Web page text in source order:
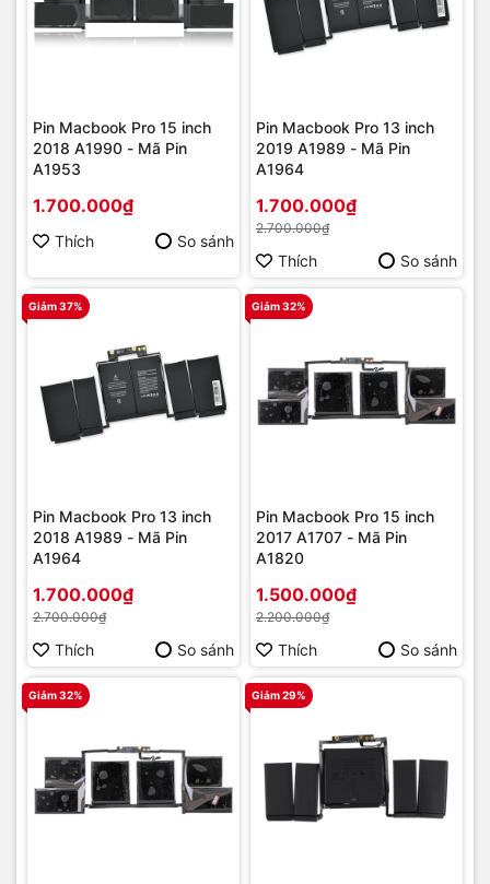
Pin Macbook Pro 15 inch
2018 A1990 - Mã Pin
A1953
1.700.000₫
Thích So sánh
Pin Macbook Pro 13 inch
2019 A1989 - Mã Pin
A1964
1.700.000₫
2.700.000₫
Thích So sánh
Giảm 37%
Pin Macbook Pro 13 inch
2018 A1989 - Mã Pin
A1964
1.700.000₫
2.700.000₫
Thích So sánh
Giảm 32%
Pin Macbook Pro 15 inch
2017 A1707 - Mã Pin
A1820
1.500.000₫
2.200.000₫
Thích So sánh
Giảm 32% Giảm 29%